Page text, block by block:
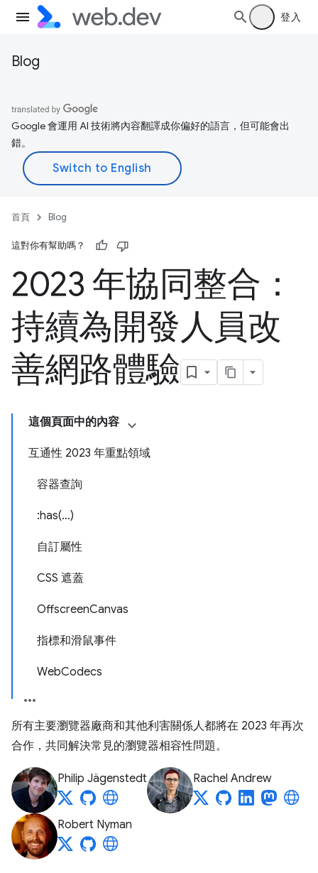
登入
Blog
Google 會運用 AI 技術將內容翻譯成你偏好的語言，但可能會出
錯。
首頁 Blog
這對你有幫助嗎？
2023 年協同整合：
持續為開發人員改
善網路體驗
這個頁面中的內容
互通性 2023 年重點領域
容器查詢
:has(…)
自訂屬性
CSS 遮蓋
OffscreenCanvas
指標和滑鼠事件
WebCodecs
所有主要瀏覽器廠商和其他利害關係人都將在 2023 年再次
合作，共同解決常見的瀏覽器相容性問題。
Philip Jägenstedt Rachel Andrew
Robert Nyman